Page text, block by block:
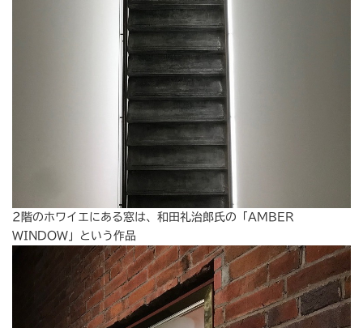
2階のホワイエにある窓は、和田礼治郎氏の「AMBER
WINDOW」という作品